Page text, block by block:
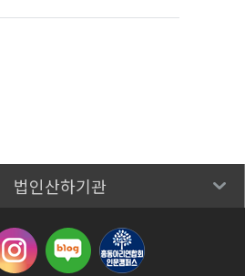
법인산하기관